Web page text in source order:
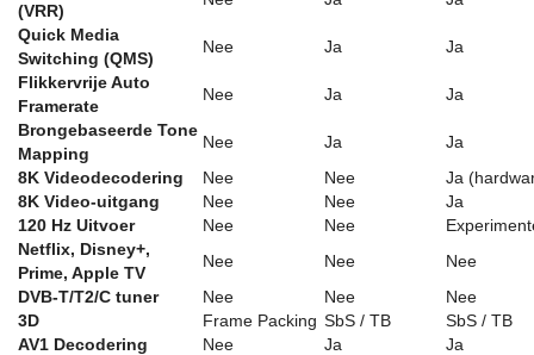
(VRR)
Quick Media
Switching (QMS)
Nee Ja
Ja
Flikkervrije Auto
Framerate
Nee Ja
Ja
Brongebaseerde Tone
Mapping
Nee Ja
Ja
8K Videodecodering
Nee Nee
Ja
8K Video-uitgang
Nee Nee
Ja
120 Hz Uitvoer
Nee Nee
Netflix, Disney+,
Prime, Apple TV
Nee Nee
Nee
DVB-T/T2/C tuner
Nee Nee
Nee
3D
Frame Packing SbS / TB
SbS / TB
AV1 Decodering
Nee Ja
Ja